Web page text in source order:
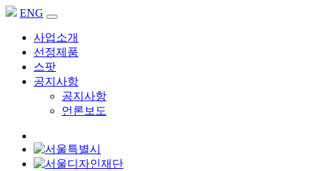
ENG
사업소개
선정제품
스팟
공지사항
공지사항
언론보도